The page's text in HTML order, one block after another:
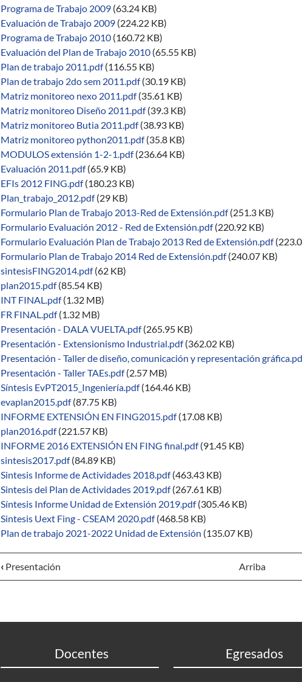
Programa de Trabajo 2009 (63.24 KB)
Evaluación de Trabajo 2009 (224.22 KB)
Programa de Trabajo 2010 (160.72 KB)
Evaluación del Plan de Trabajo 2010 (65.55 KB)
Plan de trabajo 2011.pdf (116.55 KB)
Plan de trabajo 2do sem 2011.pdf (30.19 KB)
Matriz monitoreo nexo 2011.pdf (35.61 KB)
Matriz monitoreo Diseño 2011.pdf (39.3 KB)
Matriz monitoreo Butia 2011.pdf (38.93 KB)
Matriz monitoreo python2011.pdf (35.8 KB)
MODULOS extensión 1-2-1.pdf (236.64 KB)
Evaluación 2011.pdf (65.9 KB)
EFIs 2012 FING.pdf (180.23 KB)
Plan_trabajo_2012.pdf (29 KB)
Formulario Plan de Trabajo 2013-Red de Extensión.pdf (251.3 KB)
Formulario Evaluación 2012 - Red de Extensión.pdf (220.92 KB)
Formulario Evaluación Plan de Trabajo 2013 Red de Extensión.pdf
Formulario Plan de Trabajo 2014 Red de Extensión.pdf (240.07 KB)
sintesisFING2014.pdf (62 KB)
plan2015.pdf (85.54 KB)
INT FINAL.pdf (1.32 MB)
FR FINAL.pdf (1.32 MB)
Presentación - DALA VUELTA.pdf (265.95 KB)
Presentación - Extensionismo Industrial.pdf (362.02 KB)
Presentación - Taller de diseño, comunicación y representación
Presentación - Taller TAEs.pdf (2.57 MB)
Síntesis EvPT2015_Ingeniería.pdf (164.46 KB)
evaplan2015.pdf (87.75 KB)
INFORME EXTENSIÓN EN FING2015.pdf (17.08 KB)
plan2016.pdf (221.57 KB)
INFORME 2016 EXTENSIÓN EN FING final.pdf (91.45 KB)
sintesis2017.pdf (84.89 KB)
Sintesis Informe de Actividades 2018.pdf (463.43 KB)
Sintesis del Plan de Actividades 2019.pdf (267.61 KB)
Síntesis Informe Unidad de Extensión 2019.pdf (305.46 KB)
Sintesis Uext Fing - CSEAM 2020.pdf (468.58 KB)
Plan de trabajo 2021-2022 Unidad de Extensión (135.07 KB)
‹ Presentación Arriba
Docentes Egresados